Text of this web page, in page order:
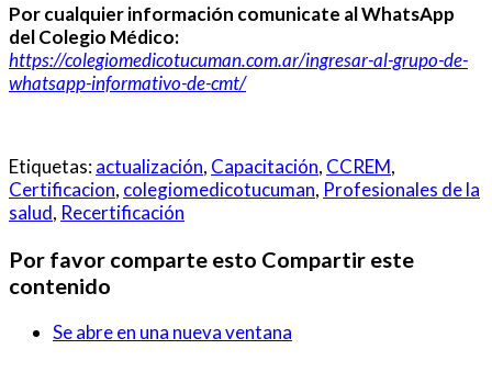
Por cualquier información comunicate al WhatsApp
del Colegio Médico:
https://colegiomedicotucuman.com.ar/ingresar-al-grupo-de-
whatsapp-informativo-de-cmt/
Etiquetas:actualización, Capacitación, CCREM,
Certificacion, colegiomedicotucuman, Profesionales de la
salud, Recertificación
Por favor comparte esto Compartir este
contenido
Se abre en una nueva ventana